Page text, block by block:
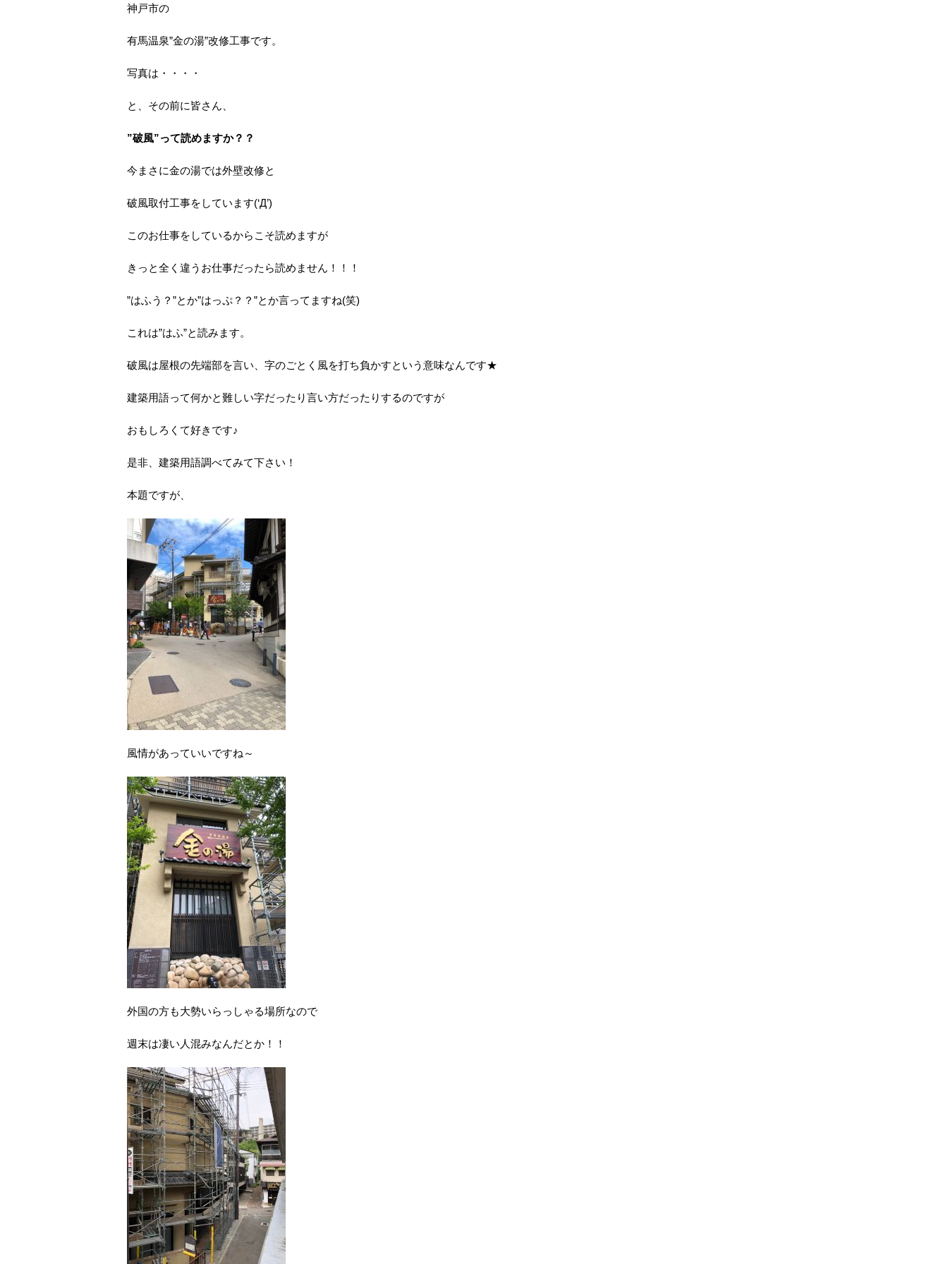
神戸市の
有馬温泉”金の湯”改修工事です。
写真は・・・・
と、その前に皆さん、
”破風”って読めますか？？
今まさに金の湯では外壁改修と
破風取付工事をしています(‘Д’)
このお仕事をしているからこそ読めますが
きっと全く違うお仕事だったら読めません！！！
”はふう？”とか”はっぷ？？”とか言ってますね(笑)
これは”はふ”と読みます。
破風は屋根の先端部を言い、字のごとく風を打ち負かすという意味なんです★
建築用語って何かと難しい字だったり言い方だったりするのですが
おもしろくて好きです♪
是非、建築用語調べてみて下さい！
本題ですが、
風情があっていいですね～
外国の方も大勢いらっしゃる場所なので
週末は凄い人混みなんだとか！！